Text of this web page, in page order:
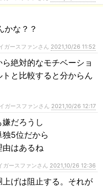
かな？？
ガースファンさん 2021,10/26 11:52
絶対的なモチベーショ
と比較すると分からん
ガースファンさん 2021,10/26 12:17
だろうし
5位だから
はあるね
ースファンさん 2021,10/26 12:36
げは阻止する。それが